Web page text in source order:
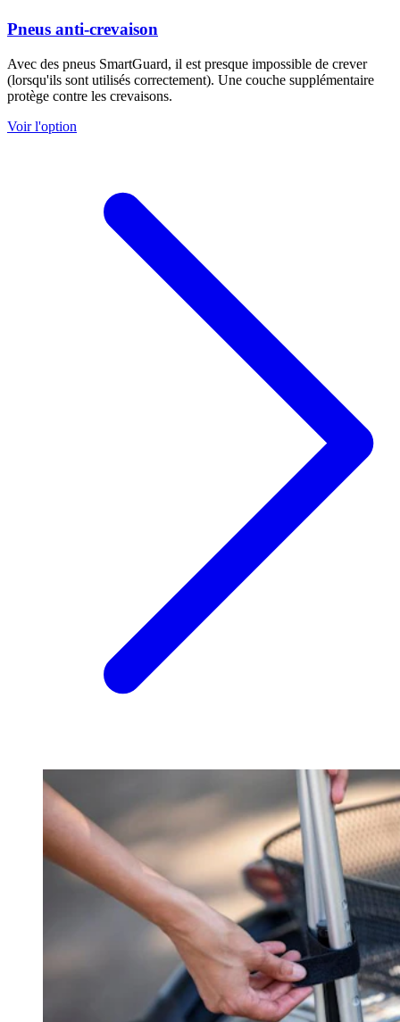
Pneus anti-crevaison
Avec des pneus SmartGuard, il est presque impossible de crever
(lorsqu'ils sont utilisés correctement). Une couche supplémentaire
protège contre les crevaisons.
Voir l'option